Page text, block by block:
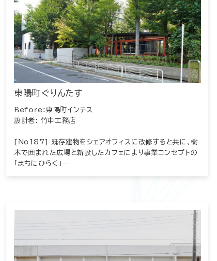
東陽町ぐりんたす
Before：東陽町インテス
設計者: 竹中工務店
[No187] 既存建物をシェアオフィスに改修すると共に、樹
木で囲まれた広場と新設したカフェにより事業コンセプトの
「まちにひらく」…